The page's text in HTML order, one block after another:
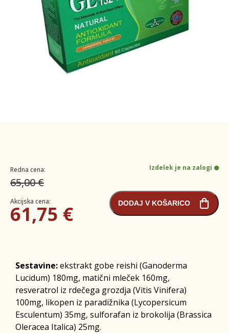
Redna cena:
65,00 €
Akcijska cena:
61,75 €
Izdelek je na zalogi
DODAJ V KOŠARICO
Sestavine:ekstrakt gobe reishi (Ganoderma
Lucidum) 180mg, matični mleček 160mg,
resveratrol iz rdečega grozdja (Vitis Vinifera)
100mg, likopen iz paradižnika (Lycopersicum
Esculentum) 35mg, sulforafan iz brokolija (Brassica
Oleracea Italica) 25mg.